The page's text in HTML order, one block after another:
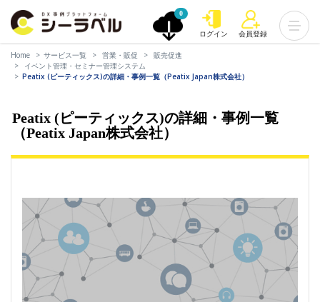
0
ログイン 会員登録
Home サービス一覧 営業・販促
販売促進
イベント管理・セミナー管理システム
Peatix (ピーティックス)の詳細・事例一覧（Peatix Japan株式会社）
Peatix (ピーティックス)の詳細・事例一覧
（Peatix Japan株式会社）